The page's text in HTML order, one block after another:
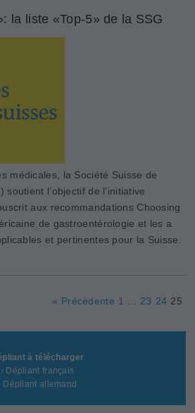
la liste «Top-5» de la SSG
médicales, la Société Suisse de
l’objectif de l’initiative
aux recommandations Choosing
de gastroentérologie et les a
et pertinentes pour la Suisse.
« Précédente 1 23 24 25
à télécharger
› Dépliant français
Dépliant allemand